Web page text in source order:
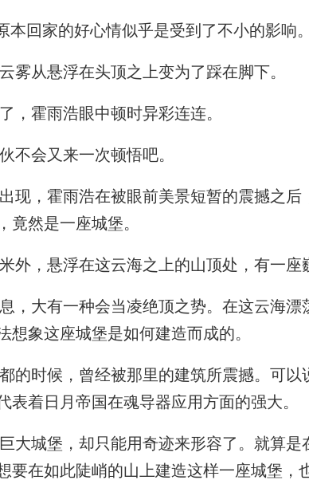
回家的好心情似乎是受到了不小的影响。
从悬浮在头顶之上变为了踩在脚下。
霍雨浩眼中顿时异彩连连。
会又来一次顿悟吧。
，霍雨浩在被眼前美景短暂的震撼之后
竟然是一座城堡。
，悬浮在这云海之上的山顶处，有一座
大有一种会当凌绝顶之势。在这云海漂
象这座城堡是如何建造而成的。
时候，曾经被那里的建筑所震撼。可以
着日月帝国在魂导器应用方面的强大。
城堡，却只能用奇迹来形容了。就算是
要在如此陡峭的山上建造这样一座城堡，